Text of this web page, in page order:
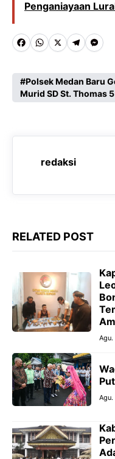
Penganiayaan
F
c
e
o
W
a
t
A
p
X T
l
e
r
a
M
s
s
n
r
Polsek Medan Baru
Murid SD St. Thomas 5
redaksi
RELATED POST